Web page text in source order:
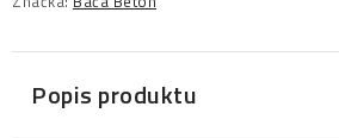
Popis produktu